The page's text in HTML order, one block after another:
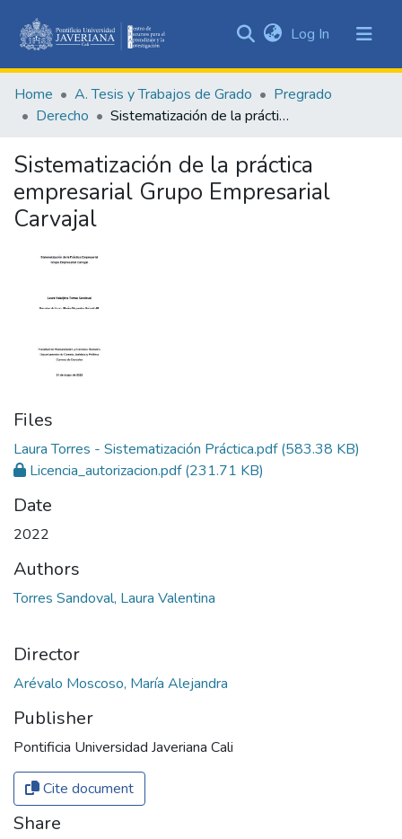
&
Collections
Statistics
Log In (current)
Home A. Tesis y Trabajos de Grado
Pregrado
Derecho
Sistematización de la práctica empresarial Grupo Empresarial Carvajal
Sistematización de la práctica
empresarial Grupo Empresarial
Carvajal
Files
Laura Torres - Sistematización Práctica.pdf(583.38 KB)
Licencia_autorizacion.pdf(231.71 KB)
Date
2022
Authors
Torres Sandoval, Laura Valentina
Director
Arévalo Moscoso, María Alejandra
Publisher
Pontificia Universidad Javeriana Cali
Cite document
Share